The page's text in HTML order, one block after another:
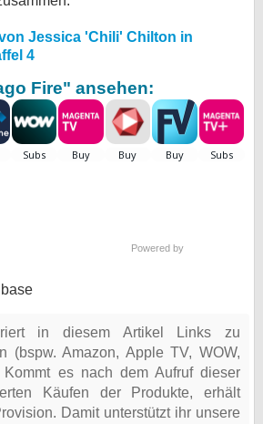
Jessica 'Chili' Chilton in
4
Fire" ansehen:
Powered by
in diesem Artikel Links zu
(bspw. Amazon, Apple TV, WOW,
es nach dem Aufruf dieser
Käufen der Produkte, erhält
Damit unterstützt ihr unsere